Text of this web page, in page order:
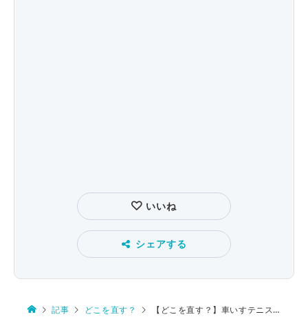
いいね
シェアする
記事 どこを直す？ 【どこを直す？】車いすテニス・小田選手の快挙